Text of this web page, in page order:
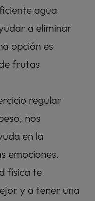
agua
a eliminar
opción es
frutas
regular
nos
en la
emociones.
física te
y a tener una